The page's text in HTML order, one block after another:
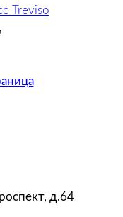
Treviso
д.64